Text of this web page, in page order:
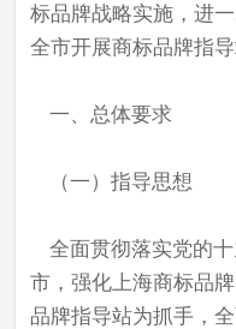
标品牌战略实施，进
全市开展商标品牌指
一、总体要求
（一）指导思想
全面贯彻落实党的
市，强化上海商标品
品牌指导站为抓手，